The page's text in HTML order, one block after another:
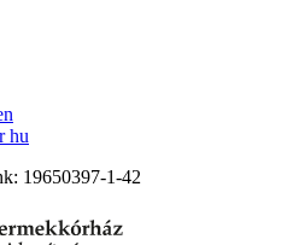
hu
19650397-1-42